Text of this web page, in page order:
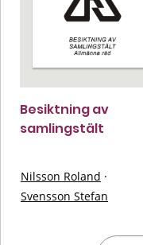
Besiktning av
samlingstält
Nilsson Roland ·
Svensson Stefan